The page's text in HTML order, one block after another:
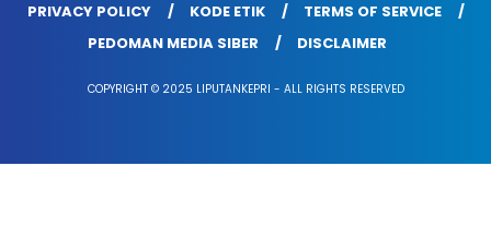
PRIVACY POLICY
KODE ETIK
TERMS OF SERVICE
PEDOMAN MEDIA SIBER
DISCLAIMER
COPYRIGHT © 2025 LIPUTANKEPRI - ALL RIGHTS RESERVED